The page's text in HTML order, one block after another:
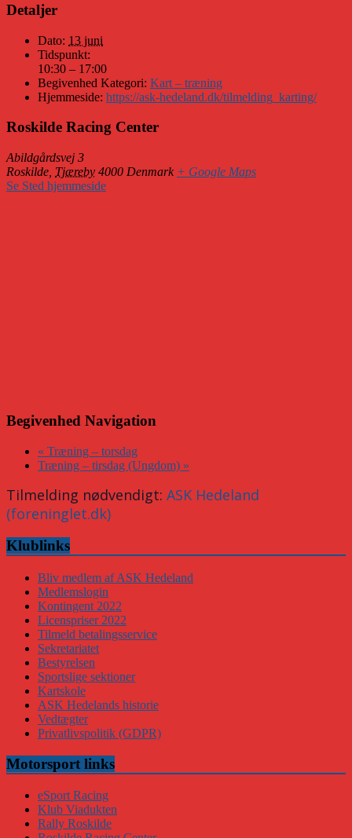
Detaljer
Dato: 13 juni
Tidspunkt:
10:30 – 17:00
Begivenhed Kategori: Kart – træning
Hjemmeside: https://ask-hedeland.dk/tilmelding_karting/
Roskilde Racing Center
Abildgårdsvej 3
Roskilde Tjæreby 4000 Denmark + Google Maps
Se Sted hjemmeside
Begivenhed Navigation
« Træning – torsdag
Træning – tirsdag (Ungdom) »
Tilmelding nødvendigt: ASK Hedeland
(foreninglet.dk)
Klublinks
Bliv medlem af ASK Hedeland
Medlemslogin
Kontingent 2022
Licenspriser 2022
Tilmeld betalingsservice
Sekretariatet
Bestyrelsen
Sportslige sektioner
Kartskole
ASK Hedelands historie
Vedtægter
Privatlivspolitik (GDPR)
Motorsport links
eSport Racing
Klub Viadukten
Rally Roskilde